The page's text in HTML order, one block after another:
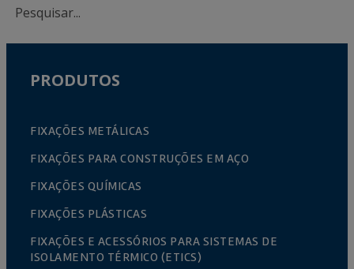
PRODUTOS
FIXAÇÕES METÁLICAS
FIXAÇÕES PARA CONSTRUÇÕES EM AÇO
FIXAÇÕES QUÍMICAS
FIXAÇÕES PLÁSTICAS
FIXAÇÕES E ACESSÓRIOS PARA SISTEMAS DE
ISOLAMENTO TÉRMICO (ETICS)